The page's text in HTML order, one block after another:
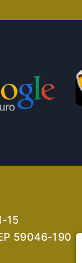
15
59046-190